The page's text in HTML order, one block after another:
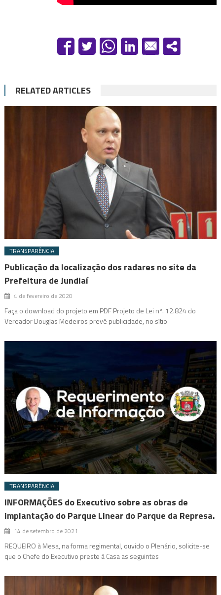
RELATED ARTICLES
TRANSPARÊNCIA
Publicação da localização dos radares no site da
Prefeitura de Jundiaí
4 de fevereiro de 2020
Faça o download do projeto em PDF Projeto de Lei nº. 12.824 do
Vereador Douglas Medeiros prevê publicidade, no sítio
TRANSPARÊNCIA
INFORMAÇÕES do Executivo sobre as obras de
implantação do Parque Linear do Parque da Represa.
14 de setembro de 2021
REQUEIRO à Mesa, na forma regimental, ouvido o Plenário, solicite-se
que o Chefe do Executivo preste à Casa as seguintes